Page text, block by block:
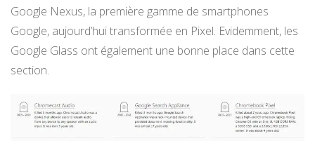
Google Nexus, la première gamme de smartphones
Google, aujourd’hui transformée en Pixel. Evidemment, les
Google Glass ont également une bonne place dans cette
section.